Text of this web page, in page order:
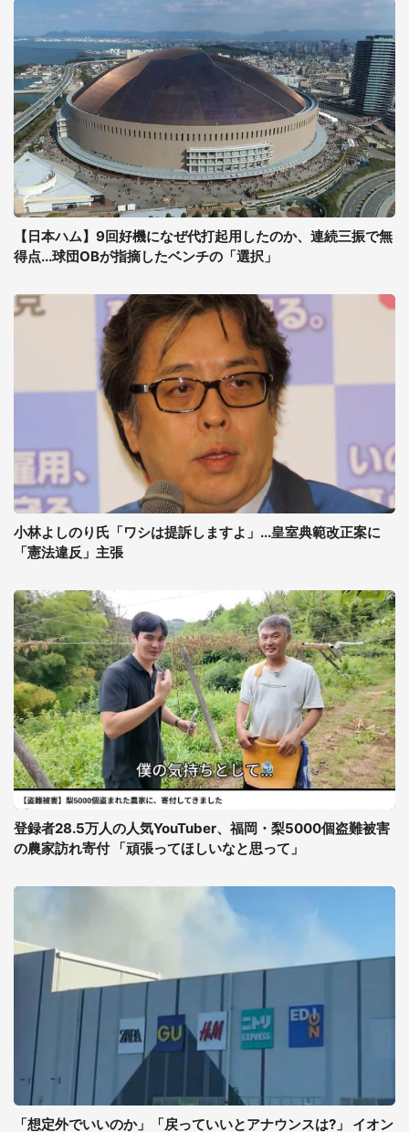
【日本ハム】9回好機になぜ代打起用したのか、連続三振で無
得点...球団OBが指摘したベンチの「選択」
小林よしのり氏「ワシは提訴しますよ」...皇室典範改正案に
「憲法違反」主張
登録者28.5万人の人気YouTuber、福岡・梨5000個盗難被害
の農家訪れ寄付 「頑張ってほしいなと思って」
「想定外でいいのか」「戻っていいとアナウンスは?」 イオン